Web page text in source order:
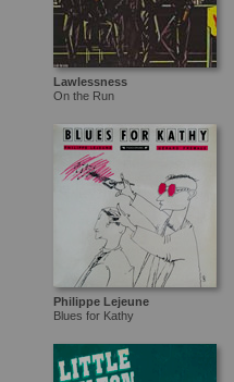
Lawlessness
On the Run
Philippe Lejeune
Blues for Kathy